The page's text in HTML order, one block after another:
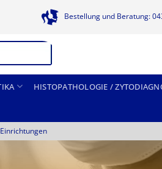
Bestellung und Beratung:
HISTOPATHOLOGIE /